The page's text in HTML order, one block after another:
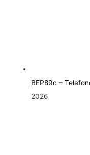
BEP89c –
2026